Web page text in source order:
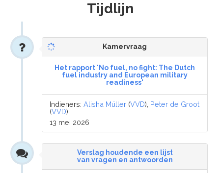
Tijdlijn
Kamervraag
Het rapport 'No fuel, no fight: The Dutch
fuel industry and European military
readiness'
Indieners:Alisha Müller (VVD), Peter de Groot
(VVD)
13 mei 2026
Verslag houdende een lijst
van vragen en antwoorden